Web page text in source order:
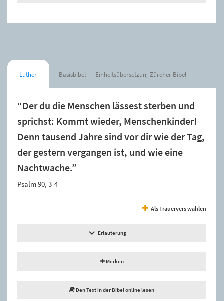
Luther Basisbibel Einheitsübersetzung Zürcher Bibel
“Der du die Menschen lässest sterben und
sprichst: Kommt wieder, Menschenkinder!
Denn tausend Jahre sind vor dir wie der Tag,
der gestern vergangen ist, und wie eine
Nachtwache.”
Psalm 90, 3-4
Als Trauervers wählen
Erläuterung
Merken
Den Text in der Bibel online lesen